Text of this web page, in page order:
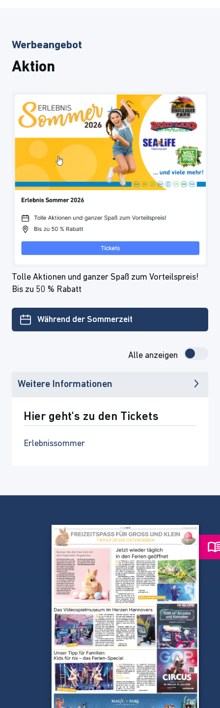
Werbeangebot
Aktion
Tolle Aktionen und ganzer Spaß zum Vorteilspreis!
Bis zu 50 % Rabatt
Während der Sommerzeit
Alle anzeigen
Weitere Informationen
Hier geht's zu den Tickets
Erlebnissommer